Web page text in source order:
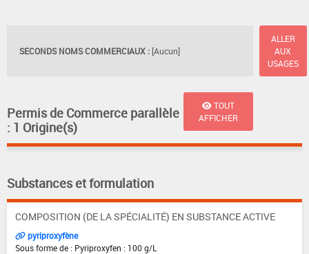
SECONDS NOMS COMMERCIAUX : [Aucun]
ALLER
AUX
USAGES
Permis de Commerce parallèle
: 1 Origine(s)
TOUT
AFFICHER
Substances et formulation
COMPOSITION (DE LA SPÉCIALITÉ) EN SUBSTANCE ACTIVE
pyriproxyfène
Sous forme de : Pyriproxyfen : 100 g/L